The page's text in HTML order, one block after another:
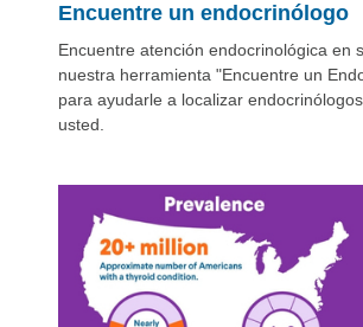
Encuentre un endocrinólogo
Encuentre atención endocrinológica en
nuestra herramienta "Encuentre un
para ayudarle a localizar
usted.